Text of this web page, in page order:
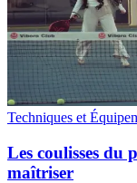
Techniques et
Les coulisses du
maîtriser